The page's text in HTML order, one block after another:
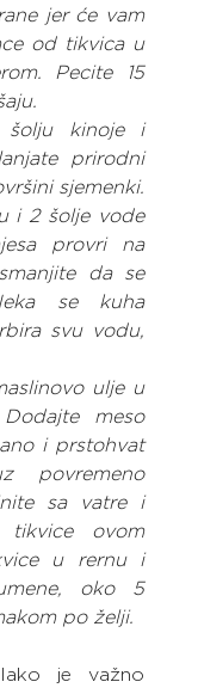
jer će vam
od tikvica u
Pecite 15
šolju kinoje i
prirodni
sjemenki.
i 2 šolje vode
provri na
da se
se kuha
svu vodu,
ulje u
meso
i prstohvat
povremeno
sa vatre i
tikvice ovom
u rernu i
oko 5
po želji.
je važno